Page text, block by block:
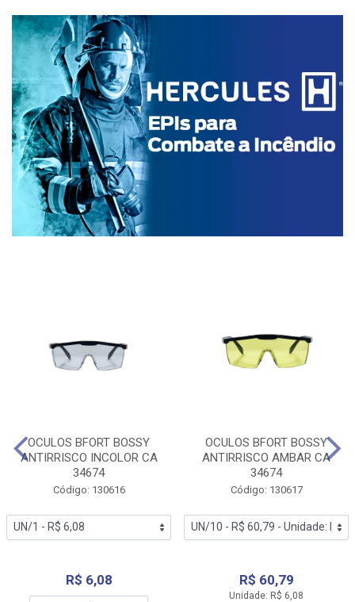
OCULOS BFORT BOSSY
ANTIRRISCO INCOLOR CA
34674
Código: 130616
R$ 6,08
OCULOS BFORT BOSSY
ANTIRRISCO AMBAR CA
34674
Código: 130617
R$ 60,79
Unidade: R$ 6,08